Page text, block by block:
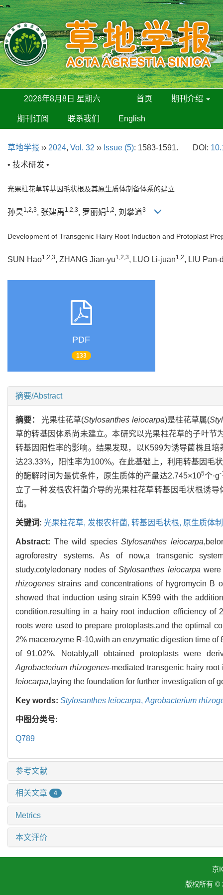
2026年8月8日 星期六 首页 期刊介绍
期刊订阅 联系我们 English
草地学报 ›› 2024, Vol. 32 ›› Issue (5): 1583-1591. DOI:
• 技术研发 •
光果柱花草转基因毛状根及其原生质体制备体系的建立
孙昊1,2,3, 张建禹1,2,3, 罗丽娟1,2, 刘攀道3
Development of Transgenic Hairy Root Induction and Protoplast
SUN Hao1,2,3, ZHANG Jian-yu1,2,3, LUO Li-juan1,2, LIU Pan-
PDF
133
摘要/Abstract
摘要：光果柱花草(Stylosanthes leiocarpa)是柱花草属(
草的转基因体系尚未建立。本研究以光果柱花草的子叶
转基因阳性率的影响。结果发现，以K599为诱导菌株且培
达23.33%，阳性率为100%。在此基础上，利用转基因毛
的酶解时间为最优条件，原生质体的产量达2.745×105个·g-
立了一种发根农杆菌介导的光果柱花草转基因毛状根诱
础。
关键词: 光果柱花草, 发根农杆菌, 转基因毛状根, 原生质体
Abstract: The wild speciesStylosanthes leiocarpa
agroforestry systems. As of now,a transgenic
study,cotyledonary nodes ofStylosanthes leiocarpa
rhizogenes strains and concentrations of hygromycin B
showed that induction using strain K599 with the
condition,resulting in a hairy root induction efficiency of
roots were used to prepare protoplasts,and the optimal
2% macerozyme R-10,with an enzymatic digestion time
of 91.02%. Notably,all obtained protoplasts were
Agrobacterium rhizogenes-mediated transgenic hairy
leiocarpa,laying the foundation for further investigation of
Key words: Stylosanthes leiocarpa, Agrobacterium
中图分类号:
Q789
参考文献
相关文章 4
Metrics
本文评价
京
版权所有 ©